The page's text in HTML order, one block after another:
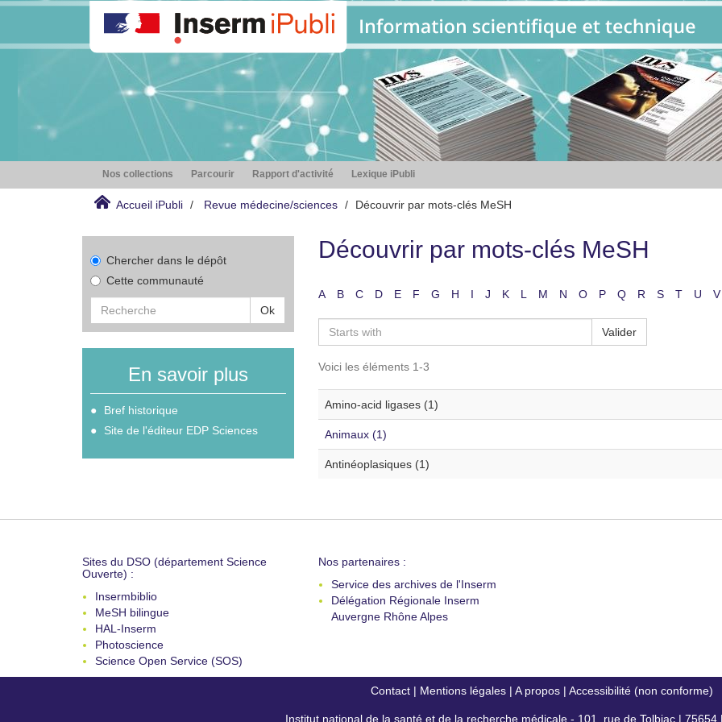
Nos collections Parcourir Rapport d'activité Lexique iPubli
Accueil iPubli Revue médecine/sciences Découvrir par mots-clés MeSH
Chercher dans le dépôt
Cette communauté
Ok
En savoir plus
Bref historique
Site de l'éditeur EDP Sciences
Découvrir par mots-clés MeSH
A B C D E F G H I J K L M N O P Q R S T U V
Valider
Voici les éléments 1-3
Amino-acid ligases (1)
Animaux (1)
Antinéoplasiques (1)
Sites du DSO (département Science
Ouverte) :
Insermbiblio
MeSH bilingue
HAL-Inserm
Photoscience
Science Open Service (SOS)
Nos partenaires :
Service des archives de l'Inserm
Délégation Régionale Inserm
Auvergne Rhône Alpes
Contact| Mentions légales| A propos| Accessibilité (non conforme)
Institut national de la santé et de la recherche médicale - 101, rue de Tolbiac | 75654